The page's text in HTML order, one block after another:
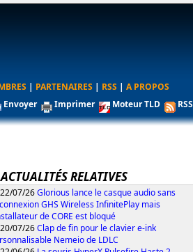
| PARTENAIRES | RSS | A PROPOS
Envoyer Imprimer Moteur TLD RSS
ACTUALITÉS RELATIVES
22/07/26Glorious lance le casque audio sans
GHS Wireless InfinitePlay mais
de CORE est bloqué
20/07/26Clap de fin pour le clavier e-ink
Nemeio de LDLC